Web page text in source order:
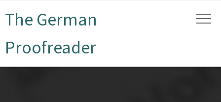
The German
Proofreader